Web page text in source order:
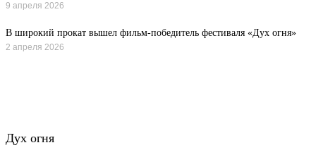
9 апреля 2026
В широкий прокат вышел фильм-победитель фестиваля «Дух огня»
2 апреля 2026
Дух огня